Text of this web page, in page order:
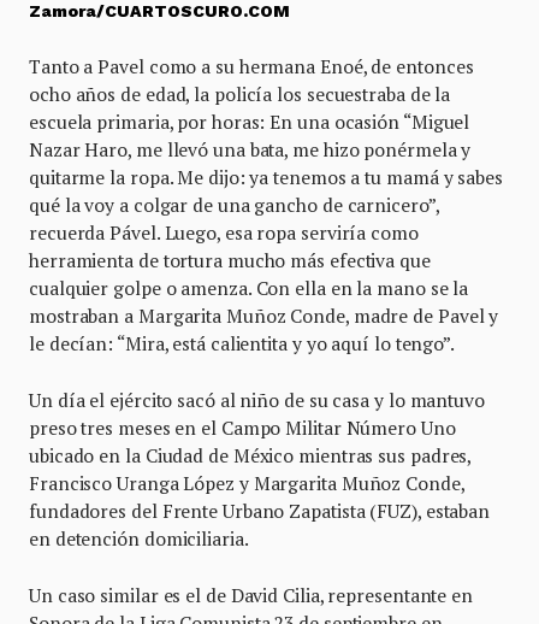
Zamora/CUARTOSCURO.COM
Tanto a Pavel como a su hermana Enoé, de entonces
ocho años de edad, la policía los secuestraba de la
escuela primaria, por horas: En una ocasión “Miguel
Nazar Haro, me llevó una bata, me hizo ponérmela y
quitarme la ropa. Me dijo: ya tenemos a tu mamá y sabes
qué la voy a colgar de una gancho de carnicero”,
recuerda Pável. Luego, esa ropa serviría como
herramienta de tortura mucho más efectiva que
cualquier golpe o amenza. Con ella en la mano se la
mostraban a Margarita Muñoz Conde, madre de Pavel y
le decían: “Mira, está calientita y yo aquí lo tengo”.
Un día el ejército sacó al niño de su casa y lo mantuvo
preso tres meses en el Campo Militar Número Uno
ubicado en la Ciudad de México mientras sus padres,
Francisco Uranga López y Margarita Muñoz Conde,
fundadores del Frente Urbano Zapatista (FUZ), estaban
en detención domiciliaria.
Un caso similar es el de David Cilia, representante en